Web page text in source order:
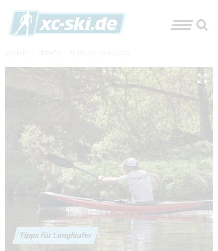
Tipps für Langläufer